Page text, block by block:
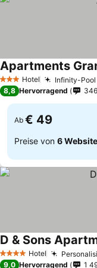
3 SterneHotel Infinity-Pool
Apartments
8,8 Hervorragend 346
Ab € 49
Preise von 6
4 Sterne Hotel
D & Sons
9,0 Hervorragend 1